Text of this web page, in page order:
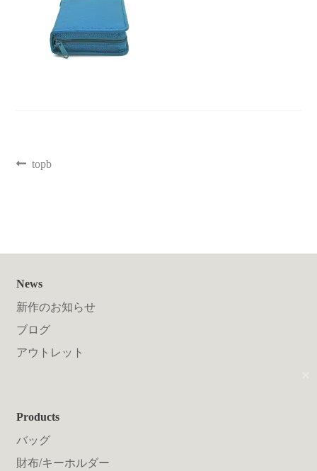
聖書カバー
お買い物カゴ
送料について
topb
News
新作のお知らせ
ブログ
アウトレット
Products
バッグ
財布/キーホルダー